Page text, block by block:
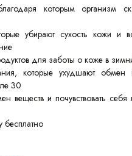
которым организм
убирают сухость кожи и
для заботы о коже в
которые ухудшают обмен
30
веществ и почувствовать
бесплатно